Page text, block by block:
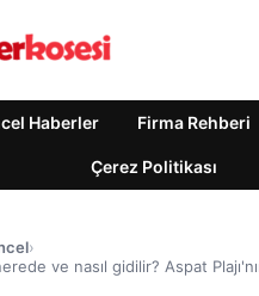
Haberler Firma Rehberi
Çerez Politikası
›
ve nasıl gidilir? Aspat